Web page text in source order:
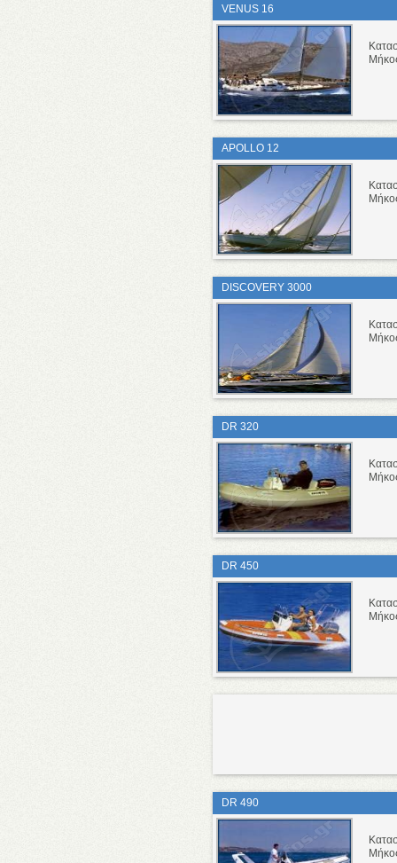
VENUS 16
APOLLO 12
DISCOVERY 3000
DR 320
DR 450
DR 490